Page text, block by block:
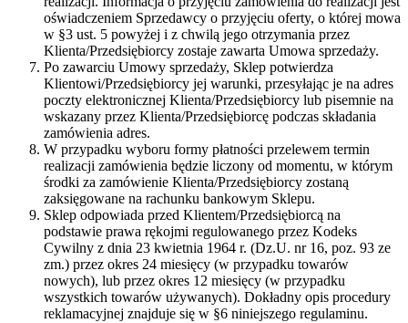
oświadczeniem Sprzedawcy o przyjęciu oferty, o której mowa
w §3 ust. 5 powyżej i z chwilą jego otrzymania przez
Klienta/Przedsiębiorcy zostaje zawarta Umowa sprzedaży.
Po zawarciu Umowy sprzedaży, Sklep potwierdza
Klientowi/Przedsiębiorcy jej warunki, przesyłając je na adres
poczty elektronicznej Klienta/Przedsiębiorcy lub pisemnie na
wskazany przez Klienta/Przedsiębiorcę podczas składania
zamówienia adres.
W przypadku wyboru formy płatności przelewem termin
realizacji zamówienia będzie liczony od momentu, w którym
środki za zamówienie Klienta/Przedsiębiorcy zostaną
zaksięgowane na rachunku bankowym Sklepu.
Sklep odpowiada przed Klientem/Przedsiębiorcą na
podstawie prawa rękojmi regulowanego przez Kodeks
Cywilny z dnia 23 kwietnia 1964 r. (Dz.U. nr 16, poz. 93 ze
zm.) przez okres 24 miesięcy (w przypadku towarów
nowych), lub przez okres 12 miesięcy (w przypadku
wszystkich towarów używanych). Dokładny opis procedury
reklamacyjnej znajduje się w §6 niniejszego regulaminu.